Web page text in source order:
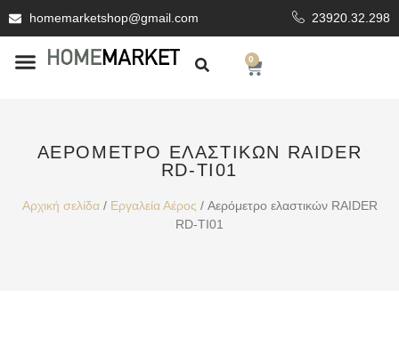
homemarketshop@gmail.com 23920.32.298
0
ΑΕΡΌΜΕΤΡΟ ΕΛΑΣΤΙΚΏΝ RAIDER
RD-TI01
Αρχική σελίδα/ Εργαλεία Αέρος / Αερόμετρο ελαστικών RAIDER
RD-TI01